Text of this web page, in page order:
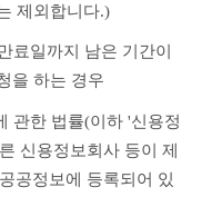
제외합니다.)
료일까지 남은 기간이
을 하는 경우
관한 법률(이하 '신용정
신용정보회사 등이 제
공정보에 등록되어 있